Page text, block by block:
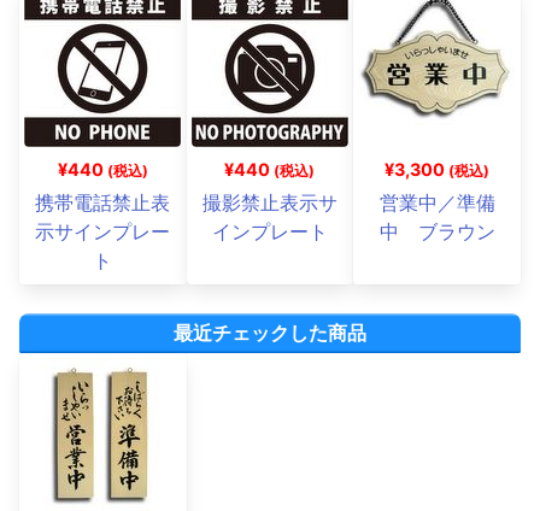
¥440 (税込)
携帯電話禁止表
示サインプレー
ト
¥440 (税込)
撮影禁止表示サ
インプレート
¥3,300 (税込)
営業中／準備
中 ブラウン
最近チェックした商品